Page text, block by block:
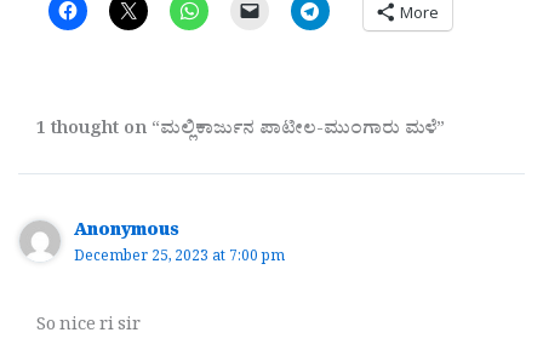
More
1 thought on “ಮಲ್ಲಿಕಾರ್ಜುನ ಪಾಟೀಲ-ಮುಂಗಾರು ಮಳೆ”
Anonymous
December 25, 2023 at 7:00 pm
So nice ri sir